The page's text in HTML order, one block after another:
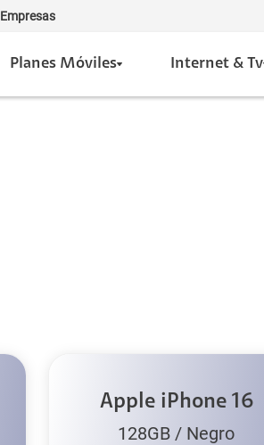
Empresas
Planes Móviles Internet & Tv
Apple iPhone 16
128GB / Negro